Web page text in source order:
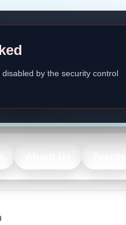
by the security control